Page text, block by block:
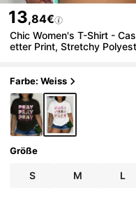
13,84€
Chic Women's T-Shirt -
etter Print, Stretchy
Farbe: Weiss
Größe
S M L